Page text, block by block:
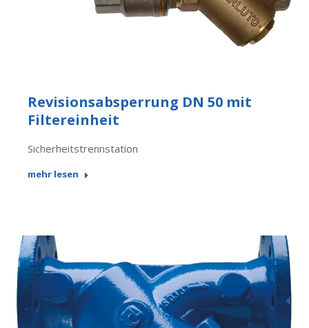
Revisionsabsperrung DN 50 mit
Filtereinheit
Sicherheitstrennstation
mehr lesen